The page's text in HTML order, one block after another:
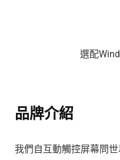
選配
品牌介紹
我們自互動觸控屏幕問